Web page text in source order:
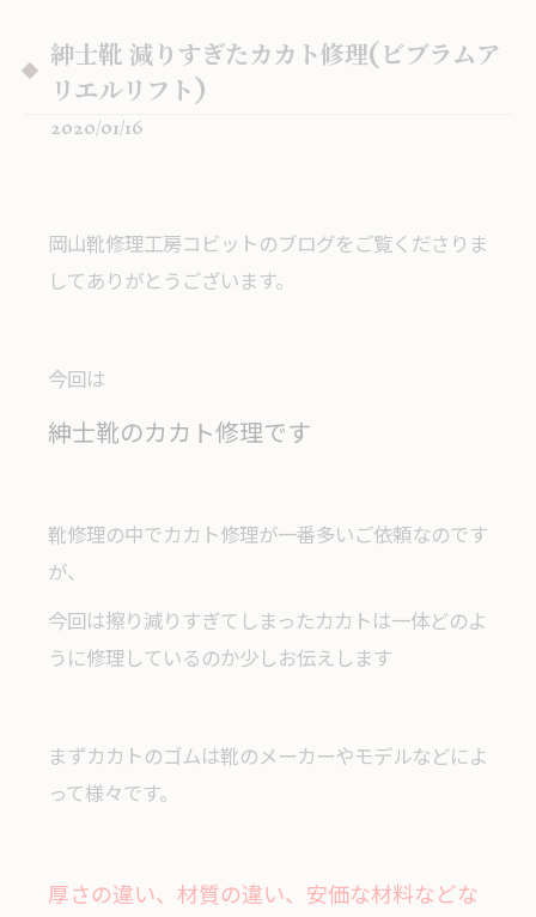
紳士靴 減りすぎたカカト修理(ビブラムア
リエルリフト)
2020/01/16
岡山靴修理工房コビットのブログをご覧くださりま
してありがとうございます。
今回は
紳士靴のカカト修理です
靴修理の中でカカト修理が一番多いご依頼なのです
が、
今回は擦り減りすぎてしまったカカトは一体どのよ
うに修理しているのか少しお伝えします
まずカカトのゴムは靴のメーカーやモデルなどによ
って様々です。
厚さの違い、材質の違い、安価な材料などな